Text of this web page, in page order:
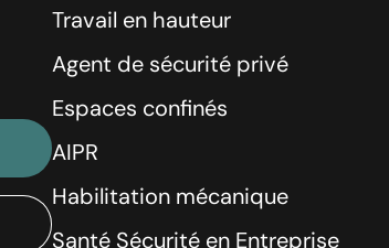
Travail en hauteur
Agent de sécurité privé
Espaces confinés
AIPR
Habilitation mécanique
Santé Sécurité en Entreprise